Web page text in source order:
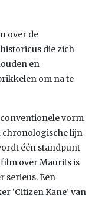
over de
die zich
en
om na te
conventionele vorm
chronologische lijn
één standpunt
over Maurits is
serieus. Een
‘Citizen Kane’ van